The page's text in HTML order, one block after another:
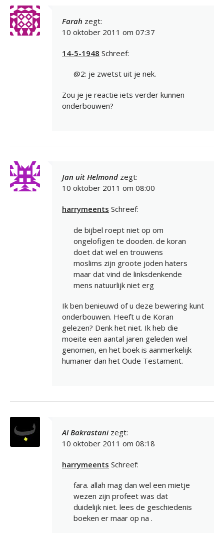
Farah zegt:
10 oktober 2011 om 07:37
14-5-1948 Schreef:
@2: je zwetst uit je nek.
Zou je je reactie iets verder kunnen
onderbouwen?
Jan uit Helmond zegt:
10 oktober 2011 om 08:00
harrymeents Schreef:
de bijbel roept niet op om
ongelofigen te dooden. de koran
doet dat wel en trouwens
moslims zijn groote joden haters
maar dat vind de linksdenkende
mens natuurlijk niet erg
Ik ben benieuwd of u deze bewering kunt
onderbouwen. Heeft u de Koran
gelezen? Denk het niet. Ik heb die
moeite een aantal jaren geleden wel
genomen, en het boek is aanmerkelijk
humaner dan het Oude Testament.
Al Bakrastani zegt:
10 oktober 2011 om 08:18
harrymeents Schreef:
fara. allah mag dan wel een mietje
wezen zijn profeet was dat
duidelijk niet. lees de geschiedenis
boeken er maar op na .